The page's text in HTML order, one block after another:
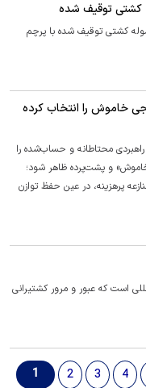
کشتی توقیف شده
کشتی توقیف شده با پرچم
خاموش را انتخاب کرده
محتاطانه و حساب‌شده را
و پشت‌پرده ظاهر شود؛
پرهزینه، در عین حفظ توازن
است که عبور و مرور کشتیرانی
1 2 3 4